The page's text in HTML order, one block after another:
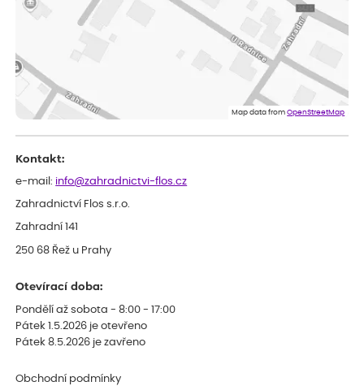
Miroslava
ověřený nákup
Rostliny byly v pořádku, dobře zabalené, celková spokojenost.
Doporučuji :). Spokojenost, stromky v pěkném stavu. Jediné, co
my chybělo, bylo komunikování nedostupného zboží před
Map data fromOpenStreetMap
Kontakt:
e-mail: info@zahradnictvi-flos.cz
Zahradnictví Flos s.r.o.
Zahradní 141
250 68 Řež u Prahy
Otevírací doba:
Pondělí až sobota - 8:00 - 17:00
Pátek 1.5.2026 je otevřeno
Pátek 8.5.2026 je zavřeno
Obchodní podmínky